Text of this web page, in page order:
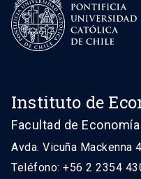
Instituto de
Facultad de
Avda. Vicuña Mackenna
Teléfono: +56 2 2354